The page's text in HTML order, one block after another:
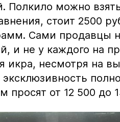
Полкило можно
стоит 2500
Сами продавцы
и не у каждого на
икра, несмотря на
просят от 12 500 до